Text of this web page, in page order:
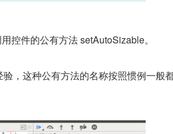
控件的公有方法 setAutoSizable。
，这种公有方法的名称按照惯例一般